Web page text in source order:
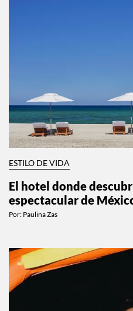
ESTILO DE VIDA
El hotel donde
espectacular de
Por: Paulina Zas